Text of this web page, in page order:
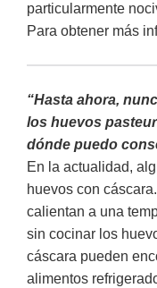
particularmente
Para obtener más
“Hasta ahora,
los huevos
dónde puedo
En la actualidad,
huevos con
calientan a una
sin cocinar los
cáscara pueden
alimentos